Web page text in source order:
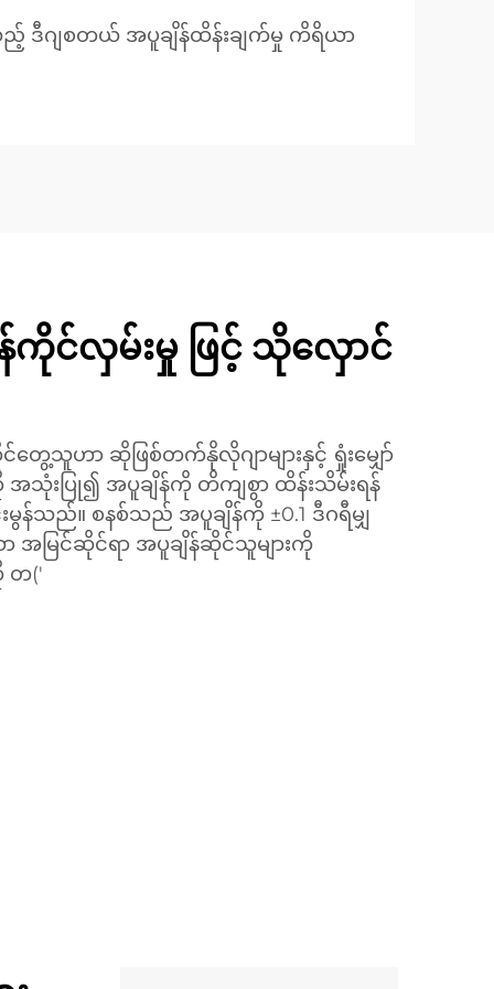
ဒီဂျစတယ် အပူချိန်ထိန်းချက်မှု ကိရိယာ
ကိုင်လှမ်းမှု ဖြင့် သိုလှောင်
ေ့သူဟာ ဆိုဖြစ်တက်နိုလိုဂျာများနှင့် ရှုံးမျှော်
န်သည်။ စနစ်သည် အပူချိန်ကို ±0.1 ဒီဂရီမျှ
အမြင်ဆိုင်ရာ အပူချိန်ဆိုင်သူများကို
တ('